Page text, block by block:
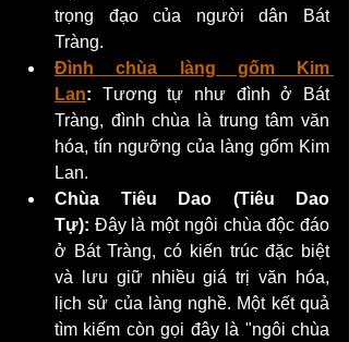
trọng đạo của người dân Bát
Tràng.
Đình chùa làng gốm Kim
Lan: Tương tự như đình ở Bát
Tràng, đình chùa là trung tâm văn
hóa, tín ngưỡng của làng gốm Kim
Lan.
Chùa Tiêu Dao (Tiêu Dao
Tự): Đây là một ngôi chùa độc đáo
ở Bát Tràng, có kiến trúc đặc biệt
và lưu giữ nhiều giá trị văn hóa,
lịch sử của làng nghề. Một kết quả
tìm kiếm còn gọi đây là "ngôi chùa